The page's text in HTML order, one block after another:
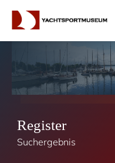
Register
Suchergebnis